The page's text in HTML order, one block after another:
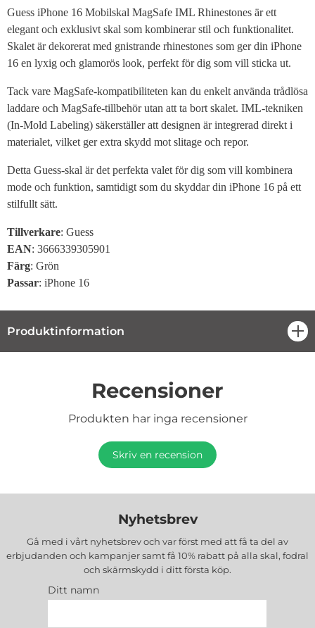
Guess iPhone 16 Mobilskal MagSafe IML Rhinestones är ett
elegant och exklusivt skal som kombinerar stil och funktionalitet.
Skalet är dekorerat med gnistrande rhinestones som ger din iPhone
16 en lyxig och glamorös look, perfekt för dig som vill sticka ut.
Tack vare MagSafe-kompatibiliteten kan du enkelt använda trådlösa
laddare och MagSafe-tillbehör utan att ta bort skalet. IML-tekniken
(In-Mold Labeling) säkerställer att designen är integrerad direkt i
materialet, vilket ger extra skydd mot slitage och repor.
Detta Guess-skal är det perfekta valet för dig som vill kombinera
mode och funktion, samtidigt som du skyddar din iPhone 16 på ett
stilfullt sätt.
Tillverkare: Guess
EAN: 3666339305901
Färg: Grön
Passar: iPhone 16
Produktinformation
Recensioner
Produkten har inga recensioner
Skriv en recension
Nyhetsbrev
Gå med i vårt nyhetsbrev och var först med att få ta del av
erbjudanden och kampanjer samt få 10% rabatt på alla skal, fodral
och skärmskydd i ditt första köp.
Ditt namn